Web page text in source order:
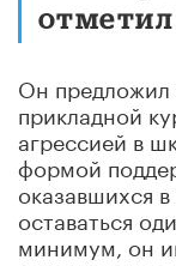
отметил
Он предложил
прикладной
агрессией в
формой
оказавшихся
оставаться
минимум, он